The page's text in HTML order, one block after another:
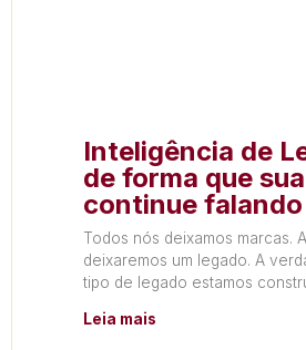
Inteligência de
de forma que
continue falando
Todos nós deixamos marcas.
deixaremos um legado. A
tipo de legado estamos
Leia mais